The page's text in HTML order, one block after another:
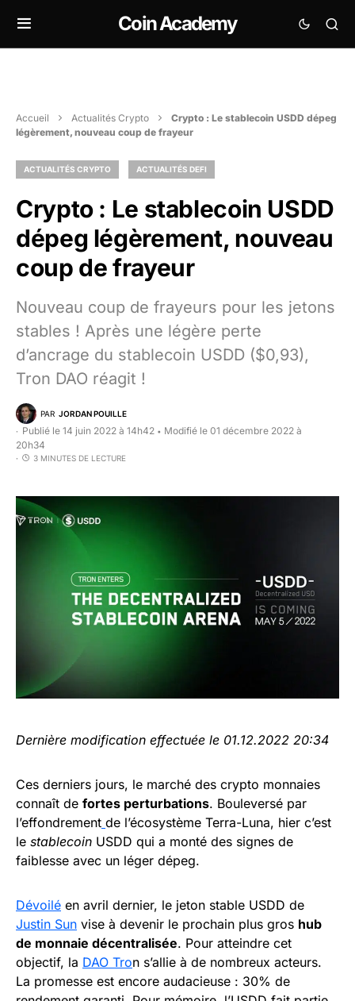
Coin Academy
Accueil Actualités Crypto
Crypto : Le stablecoin USDD dépeg
légèrement, nouveau coup de frayeur
ACTUALITÉS CRYPTO ACTUALITÉS DEFI
Crypto : Le stablecoin USDD
dépeg légèrement, nouveau
coup de frayeur
Nouveau coup de frayeurs pour les jetons
stables ! Après une légère perte
d’ancrage du stablecoin USDD ($0,93),
Tron DAO réagit !
PAR JORDAN POUILLE
Publié le 14 juin 2022 à 14h42 • Modifié le 01 décembre 2022 à
20h34
3 MINUTES DE LECTURE
Dernière modification effectuée le 01.12.2022 20:34
Ces derniers jours, le marché des crypto monnaies
connaît de fortes perturbations. Bouleversé par
l’effondrement de l’écosystème Terra-Luna, hier c’est
le stablecoin USDD qui a monté des signes de
faiblesse avec un léger dépeg.
Dévoilé en avril dernier, le jeton stable USDD de
Justin Sun vise à devenir le prochain plus gros hub
de monnaie décentralisée. Pour atteindre cet
objectif, la DAO Tron s’allie à de nombreux acteurs.
La promesse est encore audacieuse : 30% de